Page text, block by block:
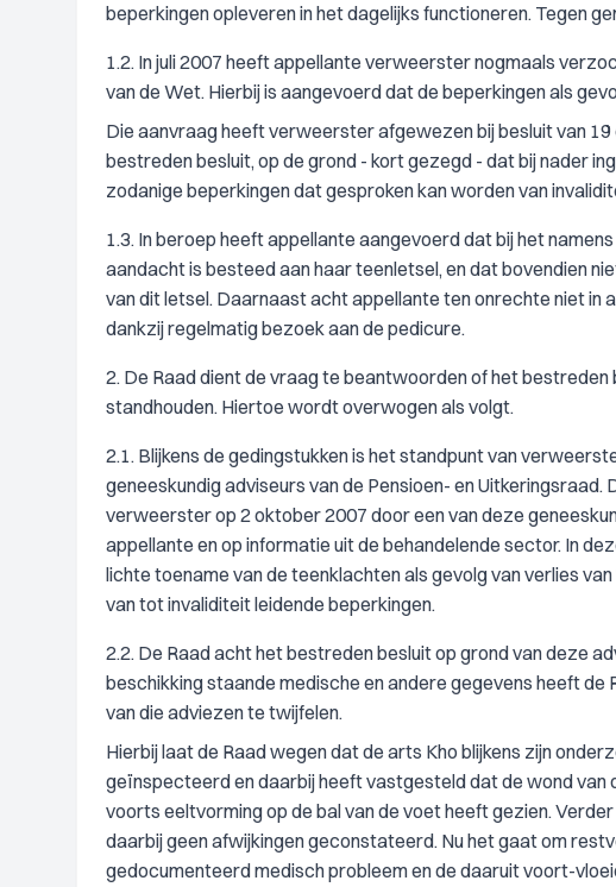
beperkingen opleveren in het dagelijks functioneren. Tegen
1.2. In juli 2007 heeft appellante verweerster nogmaals
van de Wet. Hierbij is aangevoerd dat de beperkingen als
Die aanvraag heeft verweerster afgewezen bij besluit van
bestreden besluit, op de grond - kort gezegd - dat bij nader
zodanige beperkingen dat gesproken kan worden van
1.3. In beroep heeft appellante aangevoerd dat bij het
aandacht is besteed aan haar teenletsel, en dat bovendien
van dit letsel. Daarnaast acht appellante ten onrechte niet in
dankzij regelmatig bezoek aan de pedicure.
2. De Raad dient de vraag te beantwoorden of het
standhouden. Hiertoe wordt overwogen als volgt.
2.1. Blijkens de gedingstukken is het standpunt van
geneeskundig adviseurs van de Pensioen- en
verweerster op 2 oktober 2007 door een van deze
appellante en op informatie uit de behandelende sector. In
lichte toename van de teenklachten als gevolg van verlies
van tot invaliditeit leidende beperkingen.
2.2. De Raad acht het bestreden besluit op grond van deze
beschikking staande medische en andere gegevens heeft de
van die adviezen te twijfelen.
Hierbij laat de Raad wegen dat de arts Kho blijkens zijn
geïnspecteerd en daarbij heeft vastgesteld dat de wond van
voorts eeltvorming op de bal van de voet heeft gezien.
daarbij geen afwijkingen geconstateerd. Nu het gaat om
gedocumenteerd medisch probleem en de daaruit voort-